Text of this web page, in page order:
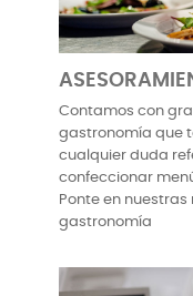
Contamos con
gastronomía que
cualquier duda
confeccionar
Ponte en
gastronomía